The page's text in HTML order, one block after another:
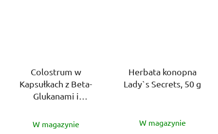
Colostrum w
Kapsułkach z Beta-
Glukanami i
kapsułek)
ocena
W magazynie
Herbata konopna
Lady`s Secrets, 50 g
ocena
W magazynie